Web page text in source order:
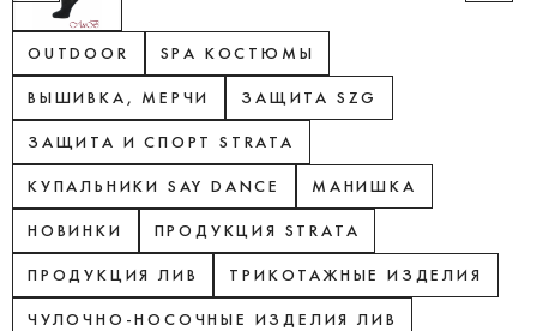
OUTDOOR SPA КОСТЮМЫ
ВЫШИВКА, МЕРЧИ ЗАЩИТА SZG
ЗАЩИТА И СПОРТ STRATA
КУПАЛЬНИКИ SAY DANCE МАНИШКА
НОВИНКИ ПРОДУКЦИЯ STRATA
ПРОДУКЦИЯ ЛИВ ТРИКОТАЖНЫЕ ИЗДЕЛИЯ
ЧУЛОЧНО-НОСОЧНЫЕ ИЗДЕЛИЯ ЛИВ